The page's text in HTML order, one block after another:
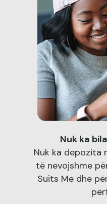
Nuk ka
Nuk ka depozita
të nevojshme
Suits Me dhe